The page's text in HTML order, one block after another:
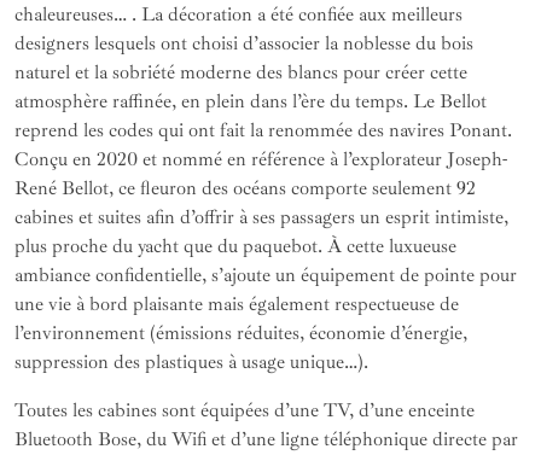
chaleureuses… . La décoration a été confiée aux meilleurs
designers lesquels ont choisi d’associer la noblesse du bois
naturel et la sobriété moderne des blancs pour créer cette
atmosphère raffinée, en plein dans l’ère du temps. Le Bellot
reprend les codes qui ont fait la renommée des navires Ponant.
Conçu en 2020 et nommé en référence à l’explorateur Joseph-
René Bellot, ce fleuron des océans comporte seulement 92
cabines et suites afin d’offrir à ses passagers un esprit intimiste,
plus proche du yacht que du paquebot. À cette luxueuse
ambiance confidentielle, s’ajoute un équipement de pointe pour
une vie à bord plaisante mais également respectueuse de
l’environnement (émissions réduites, économie d’énergie,
suppression des plastiques à usage unique…).
Toutes les cabines sont équipées d’une TV, d’une enceinte
Bluetooth Bose, du Wifi et d’une ligne téléphonique directe par